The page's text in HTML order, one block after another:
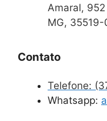
Amaral,
MG,
Contato
Telefone:
Whatsapp: